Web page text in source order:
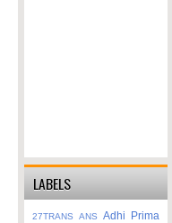
LABELS
27TRANS ANS Adhi Prima